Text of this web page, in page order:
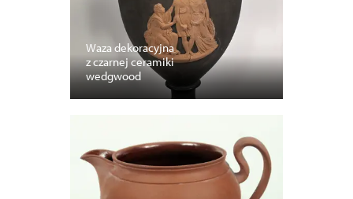
Waza dekoracyjna
z czarnej ceramiki
wedgwood